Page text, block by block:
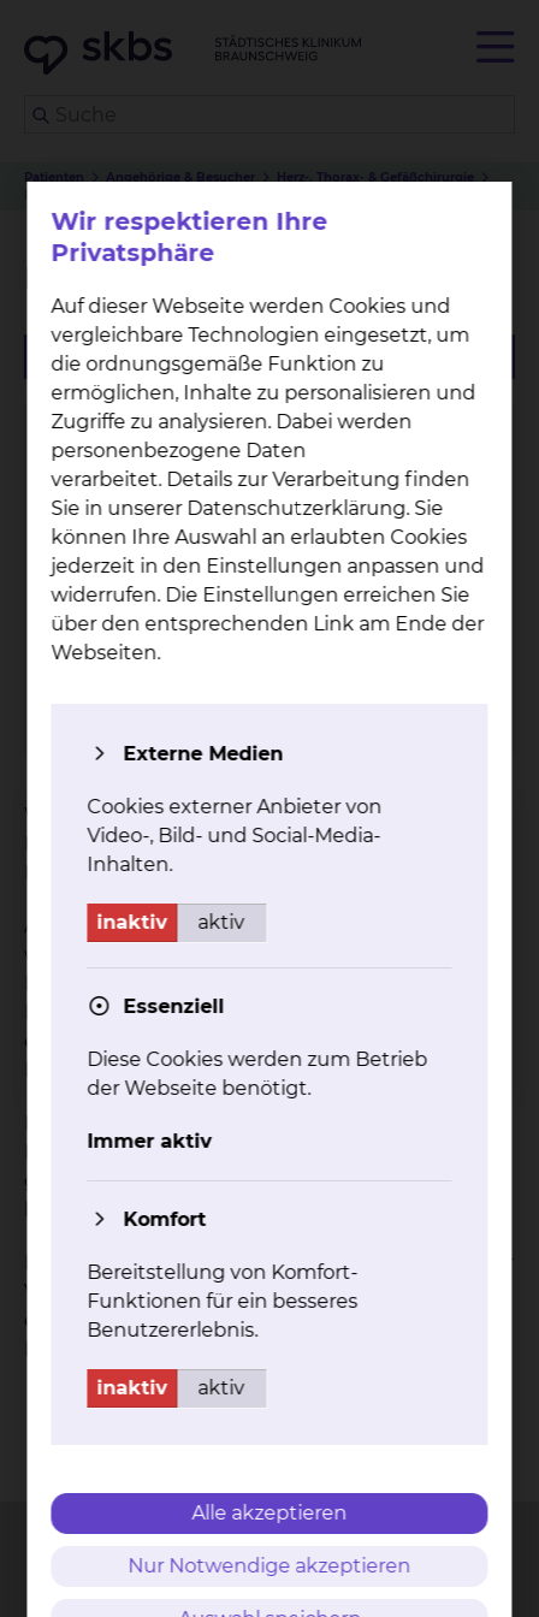
Patienten Angehörige & Besucher
Herz-, Thorax- & Gefäßchirurgie
Physiotherapie Fichtengrund
Phy­sio­the­ra­pie
Fich­ten­grund
Fichtengrund 1, 38126 Braunschweig
Willkommen auf der Internetseite der
Physiotherapie am Städtischen Klinikum
Braunschweig gGmbH.
Als Krankenhaus der Maximalversorgung verfügen
wir an beiden Standorten über eine Abteilung für
Rehabilitation, deren Behandlungsschwerpunkte
entsprechend der standortspezifischen
Fachrichtungen variieren.
Klinikums Braunschweig gGmbH decken das
gesamte, breit gefächerte Spektrum der zu
behandelnden Erkrankungen ab.
Dafür stehen insgesamt 50 Physiotherapeuten zur
Verfügung, deren Leitung an jedem Standort aus
einer ärztlichen und einer physiotherapeutischen
Wir respektieren Ihre
Privatsphäre
Auf dieser Webseite werden Cookies und
vergleichbare Technologien eingesetzt, um
die ordnungsgemäße Funktion zu
ermöglichen, Inhalte zu personalisieren und
Zugriffe zu analysieren. Dabei werden
personenbezogene Daten
verarbeitet. Details zur Verarbeitung finden
Sie in unserer Datenschutzerklärung. Sie
können Ihre Auswahl an erlaubten Cookies
jederzeit in den Einstellungen anpassen und
widerrufen. Die Einstellungen erreichen Sie
über den entsprechenden Link am Ende der
Webseiten.
Externe Medien
Cookies externer Anbieter von
Video-, Bild- und Social-Media-
Inhalten.
inaktiv aktiv
Essenziell
Diese Cookies werden zum Betrieb
der Webseite benötigt.
Immer aktiv
Komfort
Bereitstellung von Komfort-
Funktionen für ein besseres
Benutzererlebnis.
inaktiv aktiv
Alle akzeptieren
Nur Notwendige akzeptieren